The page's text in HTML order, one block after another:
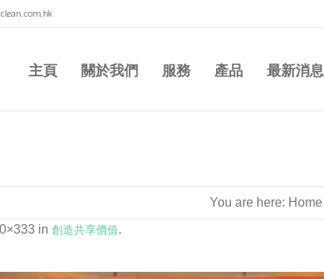
主頁 關於我們 服務 產品 最新消息
You are here: Home
in 創造共享價值.